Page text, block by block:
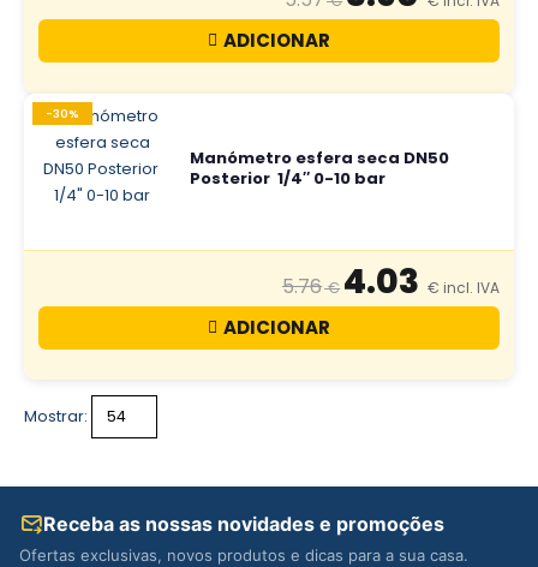
ADICIONAR
-30%
Manómetro esfera seca DN50
Posterior 1/4″ 0-10 bar
5.76 4.03
ADICIONAR
Mostrar:
Receba as nossas novidades e promoções
Ofertas exclusivas, novos produtos e dicas para a sua casa.